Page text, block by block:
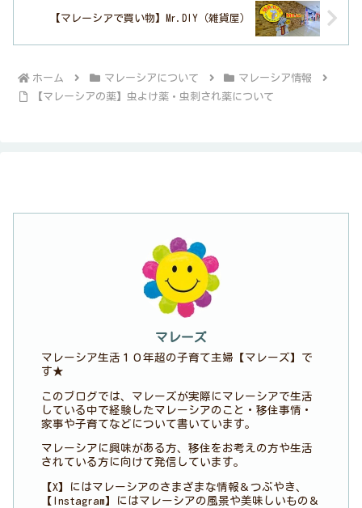
【マレーシアで買い物】Mr.DIY（雑貨屋）
ホーム マレーシアについて
マレーシア情報
【マレーシアの薬】虫よけ薬・虫刺され薬について
マレーズ
マレーシア生活１０年超の子育て主婦【マレーズ】で
す★
このブログでは、マレーズが実際にマレーシアで生活
している中で経験したマレーシアのこと・移住事情・
家事や子育てなどについて書いています。
マレーシアに興味がある方、移住をお考えの方や生活
されている方に向けて発信しています。
【X】にはマレーシアのさまざまな情報＆つぶやき、
【Instagram】にはマレーシアの風景や美味しいもの＆